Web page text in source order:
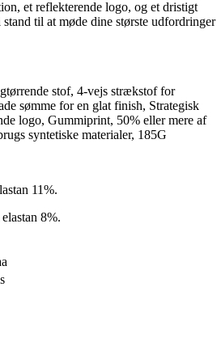
et reflekterende logo, og et dristigt
til at møde dine største udfordringer
stof, 4-vejs strækstof for
sømme for en glat finish, Strategisk
logo, Gummiprint, 50% eller mere af
syntetiske materialer, 185G
11%.
8%.